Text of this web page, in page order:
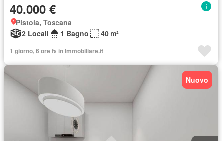
40.000 €
Pistoia, Toscana
2 Locali
1 Bagno 40 m²
1 giorno, 6 ore fa in Immobiliare.it
Nuovo